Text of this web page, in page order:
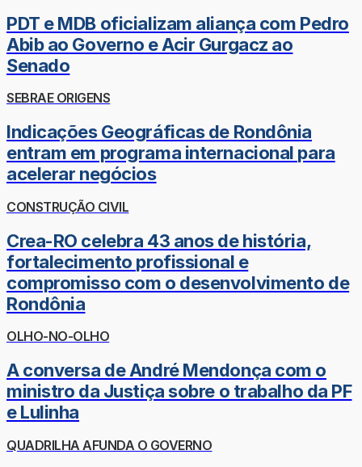
PDT e MDB oficializam aliança com Pedro
Abib ao Governo e Acir Gurgacz ao
Senado
SEBRAE ORIGENS
Indicações Geográficas de Rondônia
entram em programa internacional para
acelerar negócios
CONSTRUÇÃO CIVIL
Crea-RO celebra 43 anos de história,
fortalecimento profissional e
compromisso com o desenvolvimento de
Rondônia
OLHO-NO-OLHO
A conversa de André Mendonça com o
ministro da Justiça sobre o trabalho da PF
e Lulinha
QUADRILHA AFUNDA O GOVERNO